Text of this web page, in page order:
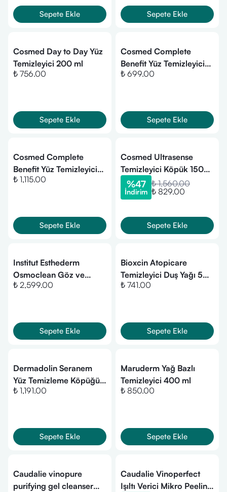
Sepete Ekle Sepete Ekle
Cosmed Day to Day Yüz
Temizleyici 200 ml
₺ 756.00
Sepete Ekle
Cosmed Complete
Benefit Yüz Temizleyici
200 ml
₺ 699.00
Sepete Ekle
Cosmed Complete
Benefit Yüz Temizleyici
400 ml
₺ 1,115.00
Sepete Ekle
Cosmed Ultrasense
Temizleyici Köpük 150
ml%47
İndirim
₺ 1,560.00
₺ 829.00
Sepete Ekle
Institut Esthederm
Osmoclean Göz ve
Dudak Makyaj
₺ 2,599.00
Sepete Ekle
Bioxcin Atopicare
Temizleyici Duş Yağı 500
ml
₺ 741.00
Sepete Ekle
Dermadolin Seranem
Yüz Temizleme Köpüğü
200ml
₺ 1,191.00
Sepete Ekle
Maruderm Yağ Bazlı
Temizleyici 400 ml
₺ 850.00
Sepete Ekle
Caudalie vinopure
purifying gel cleanser
Caudalie Vinoperfect
Işıltı Verici Mikro Peeling